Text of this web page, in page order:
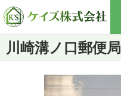
川崎溝ノ口郵便局